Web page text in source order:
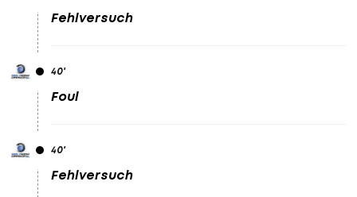
Fehlversuch
40'
Foul
40'
Fehlversuch